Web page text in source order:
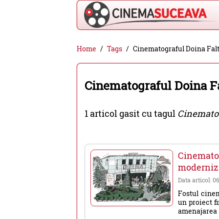
Cinema
Suceava
-
filme
cinema,
evenimente
din
Suceava
Home Tags Cinematograful Doina
Cinematograful Doina
1 articol gasit cu tagul
Data articol:
Fostul
un proiect
amenajarea